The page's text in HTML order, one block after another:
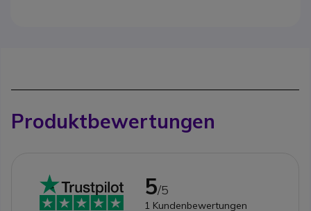
Produktbewertungen
5/5
1 Kundenbewertungen